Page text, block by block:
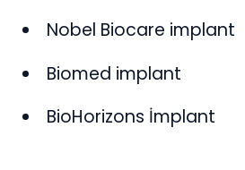
Nobel Biocare implant
Biomed implant
BioHorizons İmplant